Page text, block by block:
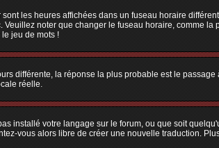
les heures affichées dans un fuseau horaire
noter que changer le fuseau horaire, comme
jeu de mots !
différente, la réponse la plus probable est le
réelle.
installé votre langage sur le forum, ou que soit
vous alors libre de créer une nouvelle traduction.